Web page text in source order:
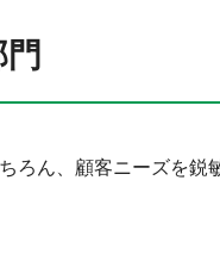
ろん、顧客ニーズを鋭